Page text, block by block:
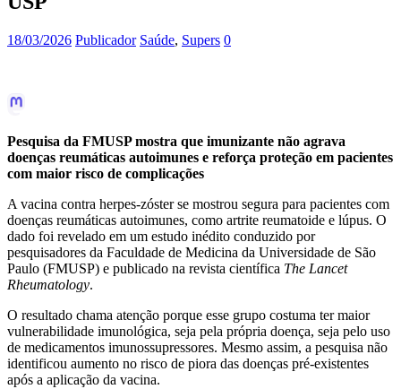
18/03/2026 Publicador Saúde, Supers 0
Pesquisa da FMUSP mostra que imunizante não agrava
doenças reumáticas autoimunes e reforça proteção em pacientes
com maior risco de complicações
A vacina contra herpes-zóster se mostrou segura para pacientes com
doenças reumáticas autoimunes, como artrite reumatoide e lúpus. O
dado foi revelado em um estudo inédito conduzido por
pesquisadores da Faculdade de Medicina da Universidade de São
Paulo (FMUSP) e publicado na revista científica The Lancet
Rheumatology.
O resultado chama atenção porque esse grupo costuma ter maior
vulnerabilidade imunológica, seja pela própria doença, seja pelo uso
de medicamentos imunossupressores. Mesmo assim, a pesquisa não
identificou aumento no risco de piora das doenças pré-existentes
após a aplicação da vacina.